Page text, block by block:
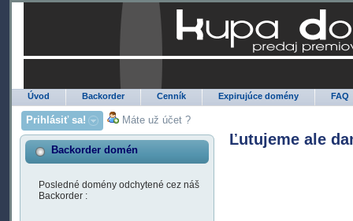
Úvod Backorder Cenník Expirujúce domény FAQ
Prihlásiť sa! Máte už účet ?
Backorder domén
Posledné domény odchytené cez náš
Backorder :
Ľutujeme ale